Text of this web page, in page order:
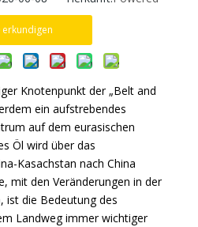
erkundigen
Knotenpunkt der „Belt and
ein aufstrebendes
auf dem eurasischen
Öl wird über das
Kasachstan nach China
mit den Veränderungen in der
ist die Bedeutung des
Landweg immer wichtiger